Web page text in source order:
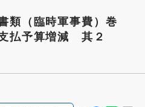
類（臨時軍事費）巻
払予算増減 其２